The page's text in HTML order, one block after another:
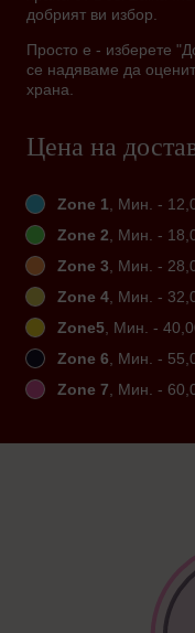
добрият ви избор.
Просто е - изберете
се надяваме да
храна.
Цена на
Zone 1, Мин. -
Zone 2, Мин. -
Zone 3, Мин. -
Zone 4, Мин. -
Zone5, Мин. -
Zone 6, Мин. -
Zone 7, Мин. -